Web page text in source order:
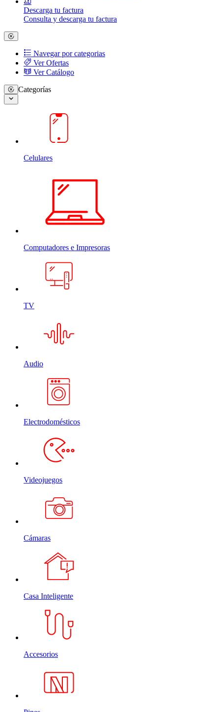
Descarga tu factura
Consulta y descarga tu factura
Navegar por categorias
Ver Ofertas
Ver Catálogo
Categorías
Celulares
Computadores e Impresoras
TV
Audio
Electrodomésticos
Videojuegos
Cámaras
Casa Inteligente
Accesorios